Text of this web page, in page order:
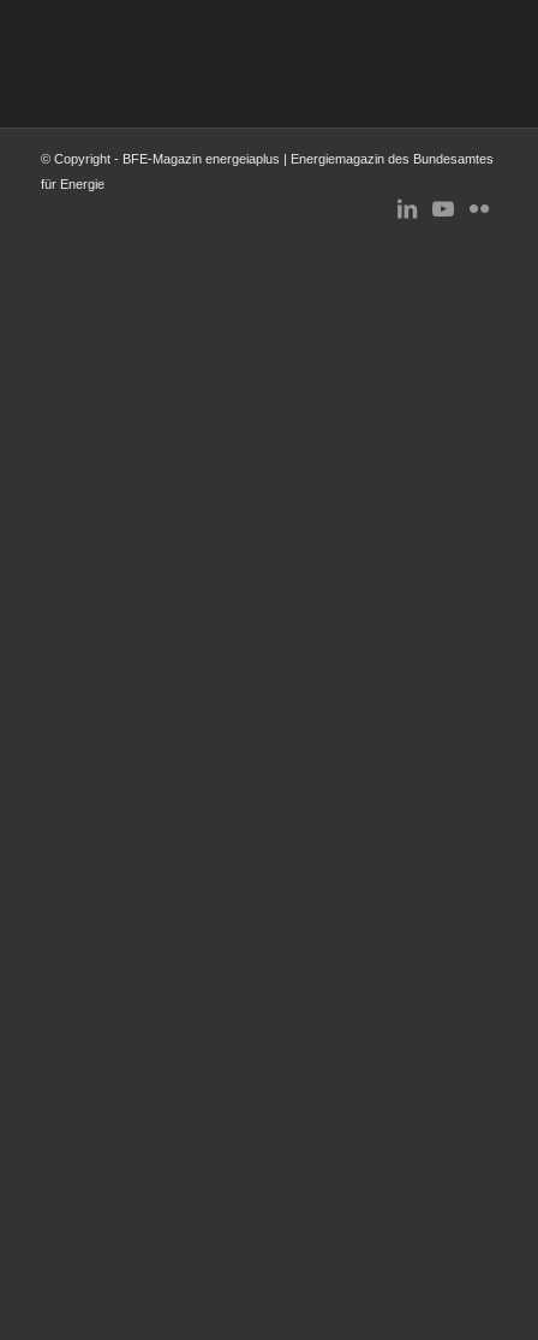
© Copyright - BFE-Magazin energeiaplus | Energiemagazin des Bundesamtes
für Energie